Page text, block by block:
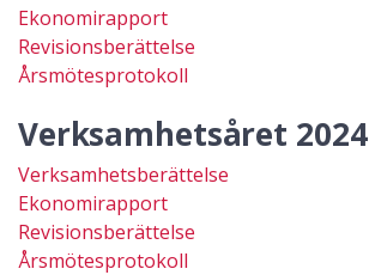
Ekonomirapport
Revisionsberättelse
Årsmötesprotokoll
Verksamhetsåret 2024
Verksamhetsberättelse
Ekonomirapport
Revisionsberättelse
Årsmötesprotokoll